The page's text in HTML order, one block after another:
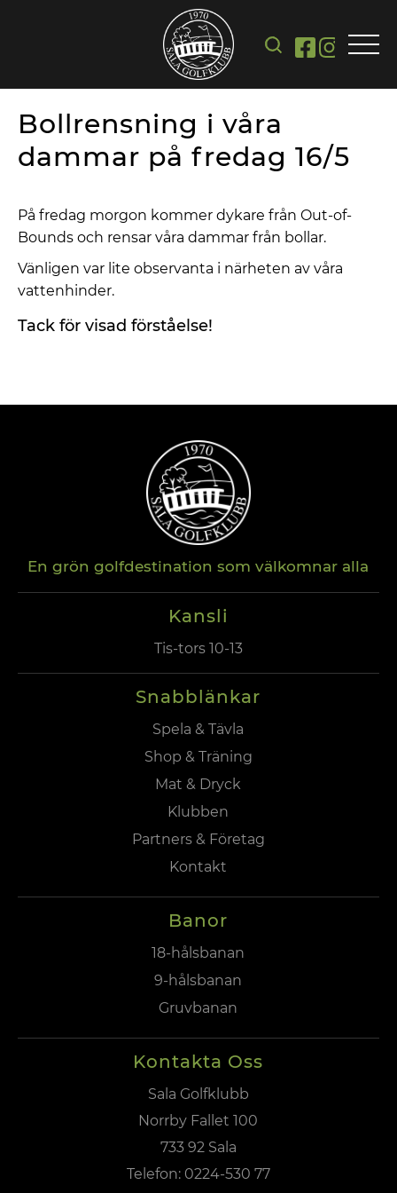
Bollrensning i våra
dammar på fredag 16/5
På fredag morgon kommer dykare från Out-of-
Bounds och rensar våra dammar från bollar.
Vänligen var lite observanta i närheten av våra
vattenhinder.
Tack för visad förståelse!
En grön golfdestination som välkomnar alla
Kansli
Tis-tors 10-13
Snabblänkar
Spela & Tävla
Shop & Träning
Mat & Dryck
Klubben
Partners & Företag
Kontakt
Banor
18-hålsbanan
9-hålsbanan
Gruvbanan
Kontakta Oss
Sala Golfklubb
Norrby Fallet 100
733 92 Sala
Telefon: 0224-530 77